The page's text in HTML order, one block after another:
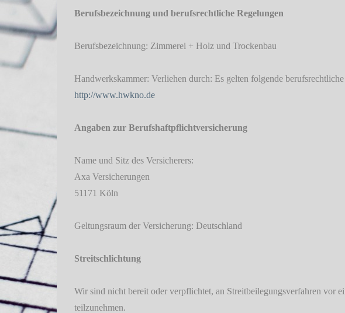
Berufsbezeichnung und berufsrechtliche Regelungen
Berufsbezeichnung: Zimmerei + Holz und Trockenbau
Handwerkskammer: Verliehen durch: Es gelten folgende
http://www.hwkno.de
Angaben zur Berufshaftpflichtversicherung
Name und Sitz des Versicherers:
Axa Versicherungen
51171 Köln
Geltungsraum der Versicherung: Deutschland
Streitschlichtung
Wir sind nicht bereit oder verpflichtet, an Streitbeilegungsverfahren vor
teilzunehmen.